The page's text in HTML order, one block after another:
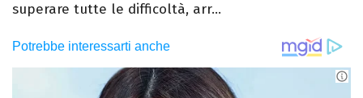
superare tutte le difficoltà, arr...